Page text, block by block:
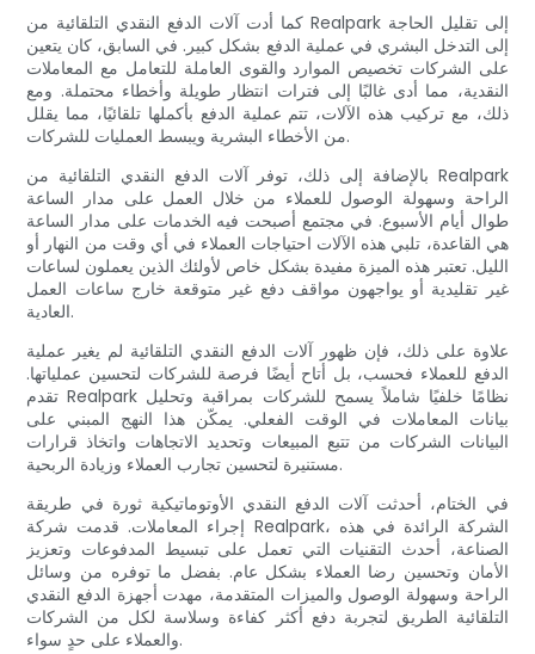
كما أدت آلات الدفع النقدي التلقائية من Realpark إلى تقليل الحاجة
إلى التدخل البشري في عملية الدفع بشكل كبير. في السابق، كان يتعين
على الشركات تخصيص الموارد والقوى العاملة للتعامل مع المعاملات
النقدية، مما أدى غالبًا إلى فترات انتظار طويلة وأخطاء محتملة. ومع
ذلك، مع تركيب هذه الآلات، تتم عملية الدفع بأكملها تلقائيًا، مما يقلل
من الأخطاء البشرية ويبسط العمليات للشركات.
بالإضافة إلى ذلك، توفر آلات الدفع النقدي التلقائية من Realpark
الراحة وسهولة الوصول للعملاء من خلال العمل على مدار الساعة
طوال أيام الأسبوع. في مجتمع أصبحت فيه الخدمات على مدار الساعة
هي القاعدة، تلبي هذه الآلات احتياجات العملاء في أي وقت من النهار أو
الليل. تعتبر هذه الميزة مفيدة بشكل خاص لأولئك الذين يعملون لساعات
غير تقليدية أو يواجهون مواقف دفع غير متوقعة خارج ساعات العمل
العادية.
علاوة على ذلك، فإن ظهور آلات الدفع النقدي التلقائية لم يغير عملية
الدفع للعملاء فحسب، بل أتاح أيضًا فرصة للشركات لتحسين عملياتها.
تقدم Realpark نظامًا خلفيًا شاملاً يسمح للشركات بمراقبة وتحليل
بيانات المعاملات في الوقت الفعلي. يمكّن هذا النهج المبني على
البيانات الشركات من تتبع المبيعات وتحديد الاتجاهات واتخاذ قرارات
مستنيرة لتحسين تجارب العملاء وزيادة الربحية.
في الختام، أحدثت آلات الدفع النقدي الأوتوماتيكية ثورة في طريقة
إجراء المعاملات. قدمت شركة Realpark، الشركة الرائدة في هذه
الصناعة، أحدث التقنيات التي تعمل على تبسيط المدفوعات وتعزيز
الأمان وتحسين رضا العملاء بشكل عام. بفضل ما توفره من وسائل
الراحة وسهولة الوصول والميزات المتقدمة، مهدت أجهزة الدفع النقدي
التلقائية الطريق لتجربة دفع أكثر كفاءة وسلاسة لكل من الشركات
والعملاء على حدٍ سواء.